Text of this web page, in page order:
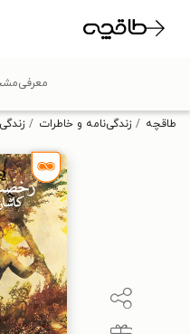
تخفیف از
طاقچه زندگی‌نامه و خاطرات
معرفی